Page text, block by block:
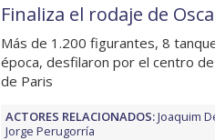
Finaliza el rodaje de
Más de 1.200 figurantes, 8
época, desfilaron por el centro
de Paris
ACTORES RELACIONADOS:Joaquim
Jorge Perugorría